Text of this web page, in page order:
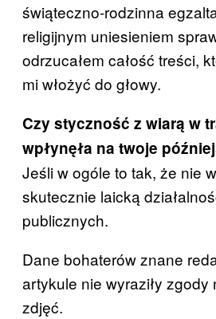
świąteczno-rodzinna
religijnym uniesieniem
odrzucałem całość treści,
mi włożyć do głowy.
Czy styczność z wiarą w
wpłynęła na twoje
Jeśli w ogóle to tak, że nie
skutecznie laicką
publicznych.
Dane bohaterów znane
artykule nie wyraziły zgody
zdjęć.